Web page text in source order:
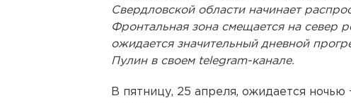
Свердловской области начинает
Фронтальная зона смещается на север
ожидается значительный дневной
Пулин в своем telegram-канале.
В пятницу, 25 апреля, ожидается ночью